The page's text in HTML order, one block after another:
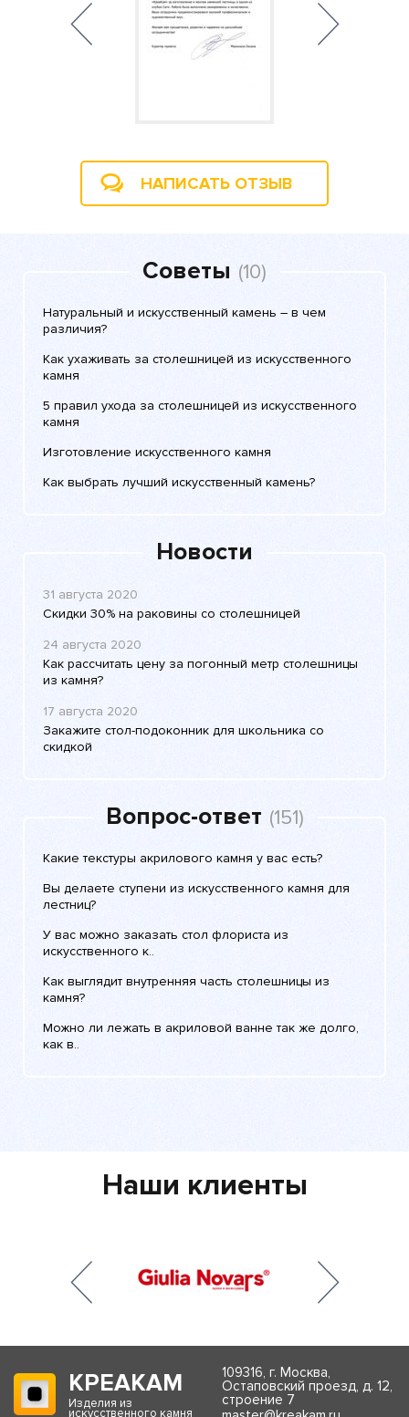
НАПИСАТЬ ОТЗЫВ
Советы (10)
Натуральный и искусственный камень – в чем
различия?
Как ухаживать за столешницей из искусственного
камня
5 правил ухода за столешницей из искусственного
камня
Изготовление искусственного камня
Как выбрать лучший искусственный камень?
Новости
31 августа 2020
Скидки 30% на раковины со столешницей
24 августа 2020
Как рассчитать цену за погонный метр столешницы
из камня?
17 августа 2020
Закажите стол-подоконник для школьника со
скидкой
Вопрос-ответ (151)
Какие текстуры акрилового камня у вас есть?
Вы делаете ступени из искусственного камня для
лестниц?
У вас можно заказать стол флориста из
искусственного к..
Как выглядит внутренняя часть столешницы из
камня?
Можно ли лежать в акриловой ванне так же долго,
как в..
Наши клиенты
КРЕАКАМ
Изделия из
искусственного камня
109316, г. Москва,
Остаповский проезд, д. 12,
строение 7